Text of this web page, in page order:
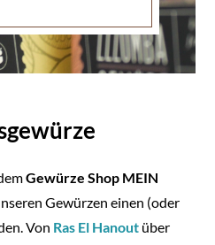
Gewürze Shop MEIN
Gewürzen einen (oder
Von Ras El Hanout über